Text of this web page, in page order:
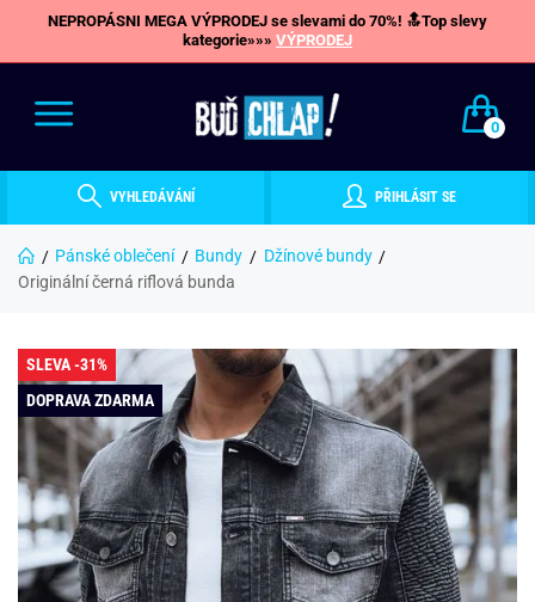
NEPROPÁSNI MEGA VÝPRODEJ se slevami do 70%! 🔝Top slevy
kategorie»»» VÝPRODEJ
0
VYHLEDÁVÁNÍ PŘIHLÁSIT SE
Pánské oblečení Bundy
Džínové bundy
Originální černá riflová bunda
SLEVA -31%
DOPRAVA ZDARMA